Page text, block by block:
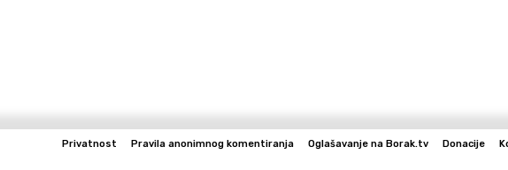
Privatnost Pravila anonimnog komentiranja Oglašavanje na Borak.tv Donacije